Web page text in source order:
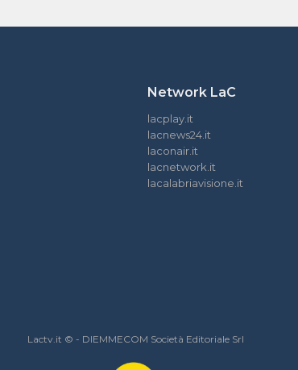
Network LaC
lacplay.it
lacnews24.it
laconair.it
lacnetwork.it
lacalabriavisione.it
Lactv.it © - DIEMMECOM Società Editoriale Srl